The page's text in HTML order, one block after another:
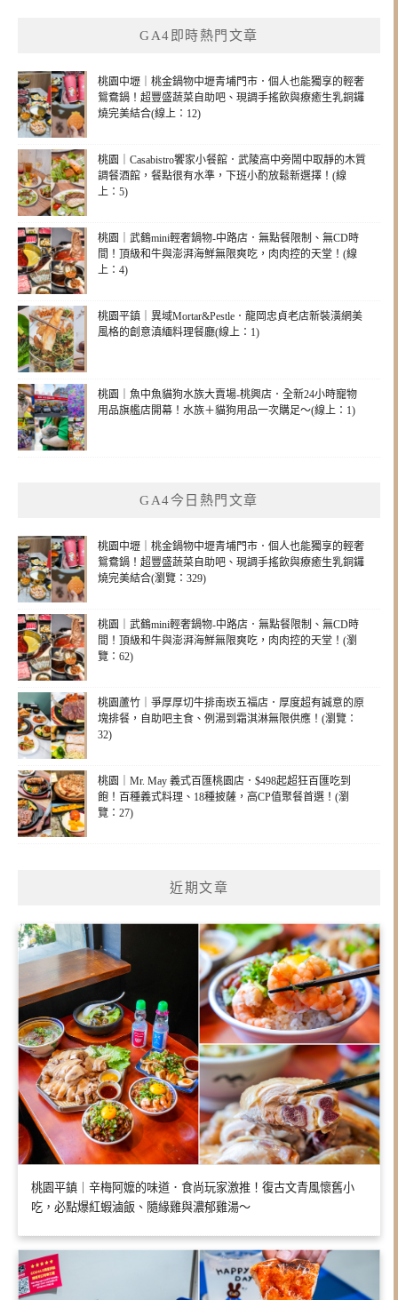
GA4即時熱門文章
桃園中壢｜桃金鍋物中壢青埔門市．個人也能獨享的輕奢
鴛鴦鍋！超豐盛蔬菜自助吧、現調手搖飲與療癒生乳銅鑼
燒完美結合(線上：12)
桃園｜Casabistro饗家小餐館．武陵高中旁鬧中取靜的木質
調餐酒館，餐點很有水準，下班小酌放鬆新選擇！(線
上：5)
桃園｜武鶴mini輕奢鍋物-中路店．無點餐限制、無CD時
間！頂級和牛與澎湃海鮮無限爽吃，肉肉控的天堂！(線
上：4)
桃園平鎮｜異域Mortar&Pestle．龍岡忠貞老店新裝潢網美
風格的創意滇緬料理餐廳(線上：1)
桃園｜魚中魚貓狗水族大賣場-桃興店．全新24小時寵物
用品旗艦店開幕！水族＋貓狗用品一次購足～(線上：1)
GA4今日熱門文章
桃園中壢｜桃金鍋物中壢青埔門市．個人也能獨享的輕奢
鴛鴦鍋！超豐盛蔬菜自助吧、現調手搖飲與療癒生乳銅鑼
燒完美結合(瀏覽：329)
桃園｜武鶴mini輕奢鍋物-中路店．無點餐限制、無CD時
間！頂級和牛與澎湃海鮮無限爽吃，肉肉控的天堂！(瀏
覽：62)
桃園蘆竹｜爭厚厚切牛排南崁五福店．厚度超有誠意的原
塊排餐，自助吧主食、例湯到霜淇淋無限供應！(瀏覽：
32)
桃園｜Mr. May 義式百匯桃園店．$498起超狂百匯吃到
飽！百種義式料理、18種披薩，高CP值聚餐首選！(瀏
覽：27)
近期文章
桃園平鎮｜辛梅阿嬤的味道．食尚玩家激推！復古文青風懷舊小
吃，必點爆紅蝦滷飯、隨緣雞與濃郁雞湯～